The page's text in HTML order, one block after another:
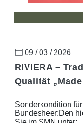
09 / 03 / 2026
RIVIERA –
Qualität
Sonderkondition
Bundesheer:Den